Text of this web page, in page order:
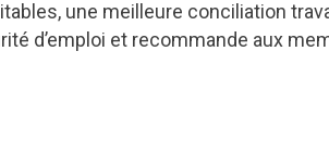
une meilleure conciliation
d’emploi et recommande aux